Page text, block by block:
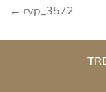
← rvp_3572